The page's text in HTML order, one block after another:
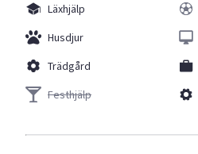
Läxhjälp
Husdjur
Trädgård
Festhjälp